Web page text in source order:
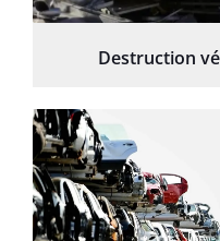
Destruction